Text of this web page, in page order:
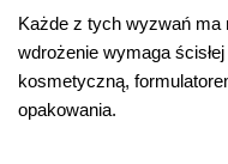
Każde z tych wyzwań ma
wdrożenie wymaga
kosmetyczną,
opakowania.